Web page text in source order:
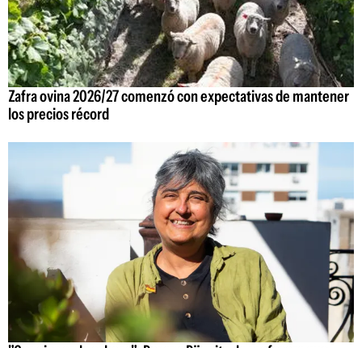
Zafra ovina 2026/27 comenzó con expectativas de mantener
los precios récord